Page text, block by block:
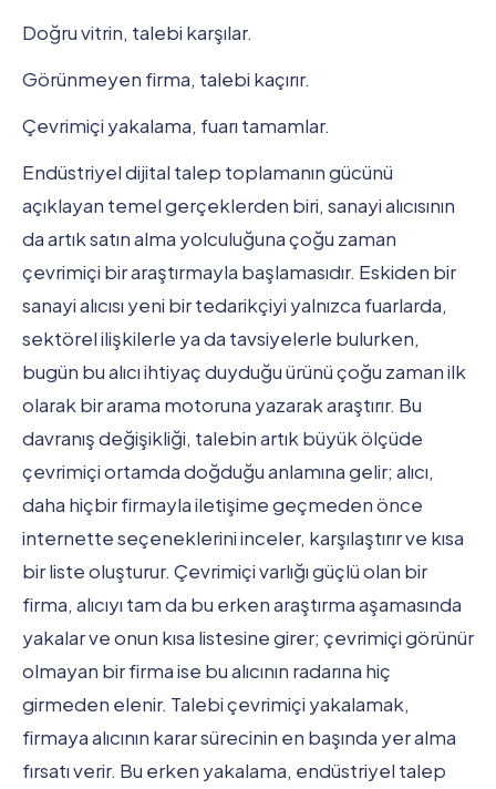
Doğru vitrin, talebi karşılar.
Görünmeyen firma, talebi kaçırır.
Çevrimiçi yakalama, fuarı tamamlar.
Endüstriyel dijital talep toplamanın gücünü
açıklayan temel gerçeklerden biri, sanayi alıcısının
da artık satın alma yolculuğuna çoğu zaman
çevrimiçi bir araştırmayla başlamasıdır. Eskiden bir
sanayi alıcısı yeni bir tedarikçiyi yalnızca fuarlarda,
sektörel ilişkilerle ya da tavsiyelerle bulurken,
bugün bu alıcı ihtiyaç duyduğu ürünü çoğu zaman ilk
olarak bir arama motoruna yazarak araştırır. Bu
davranış değişikliği, talebin artık büyük ölçüde
çevrimiçi ortamda doğduğu anlamına gelir; alıcı,
daha hiçbir firmayla iletişime geçmeden önce
internette seçeneklerini inceler, karşılaştırır ve kısa
bir liste oluşturur. Çevrimiçi varlığı güçlü olan bir
firma, alıcıyı tam da bu erken araştırma aşamasında
yakalar ve onun kısa listesine girer; çevrimiçi görünür
olmayan bir firma ise bu alıcının radarına hiç
girmeden elenir. Talebi çevrimiçi yakalamak,
firmaya alıcının karar sürecinin en başında yer alma
fırsatı verir. Bu erken yakalama, endüstriyel talep